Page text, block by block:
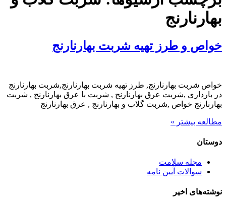
بهارنارنج
خواص و طرز تهیه شربت بهارنارنج
خواص شربت بهارنارنج, طرز تهیه شربت بهارنارنج,شربت بهارنارنج
در بارداری ,شربت عرق بهارنارنج , شربت با عرق بهارنارنج , شربت
بهارنارنج خواص ,شربت گلاب و بهارنارنج , عرق بهارنارنج
مطالعه بیشتر »
دوستان
مجله سلامت
سوالات آیین نامه
نوشته‌های اخیر